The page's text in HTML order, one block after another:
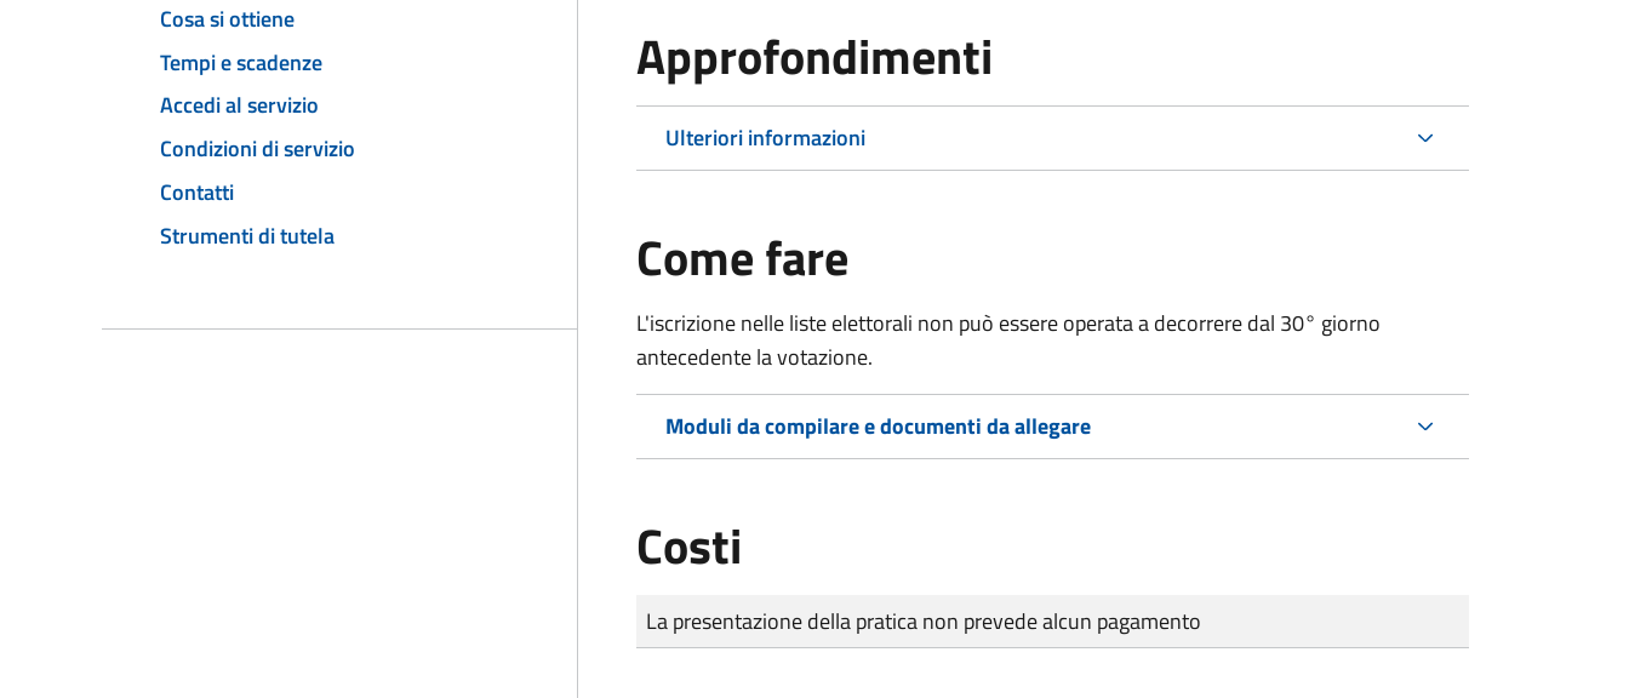
Cosa si ottiene
Tempi e scadenze
Accedi al servizio
Condizioni di servizio
Contatti
Strumenti di tutela
Approfondimenti
Ulteriori informazioni
Come fare
L'iscrizione nelle liste elettorali non può essere operata a decorrere dal 30° giorno
antecedente la votazione.
Moduli da compilare e documenti da allegare
Costi
Tipo di pagamento
Importo
La presentazione della pratica non prevede alcun pagamento